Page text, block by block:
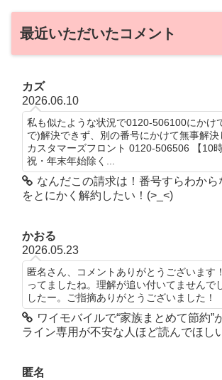
最近いただいたコメント
カズ
2026.06.10
私も似たような状況で0120-506100にかけ
で)解決できず、別の番号にかけて無事解
カスタマーズフロント 0120-506506 【10
祝・年末年始除く...
なんだこの請求は！番号すらわか
をとにかく解約したい！(>_<)
かおる
2026.05.23
匿名さん、コメントありがとうございます
ってましたね。理解が追い付いてませんで
したー。ご指摘ありがとうございました！
ワイモバイルで“家族まとめて節約”
ライン専用が不安な人ほど読んでほし
匿名